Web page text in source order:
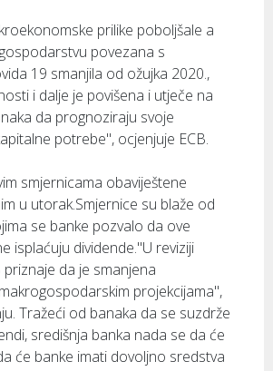
prilike poboljšale a
povezana s
19 smanjila od ožujka 2020.,
i dalje je povišena i utječe na
da prognoziraju svoje
potrebe", ocjenjuje ECB.
smjernicama obaviještene
u utorak.Smjernice su blaže od
se banke pozvalo da ove
isplaćuju dividende."U reviziji
da je smanjena
projekcijama",
Tražeći od banaka da se suzdrže
središnja banka nada se da će
će banke imati dovoljno sredstva